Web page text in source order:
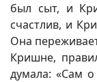
был сыт, и
счастлив, и
Она
Кришне,
думала: «Сам